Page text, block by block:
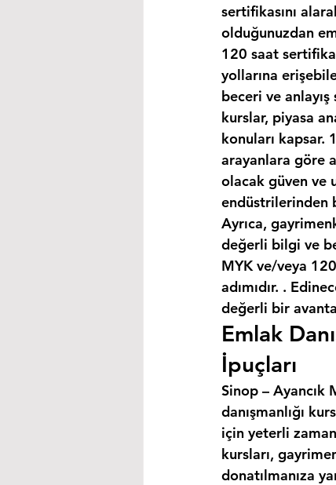
sertifikasını
olduğunuzdan
120 saat
yollarına
beceri ve
kurslar, piyasa
konuları kapsar.
arayanlara göre
olacak güven ve
endüstrilerinden
Ayrıca,
değerli bilgi ve
MYK ve/veya
adımıdır. .
değerli bir
Emlak
İpuçları
Sinop –
danışmanlığı
için yeterli
kursları,
donatılmanıza